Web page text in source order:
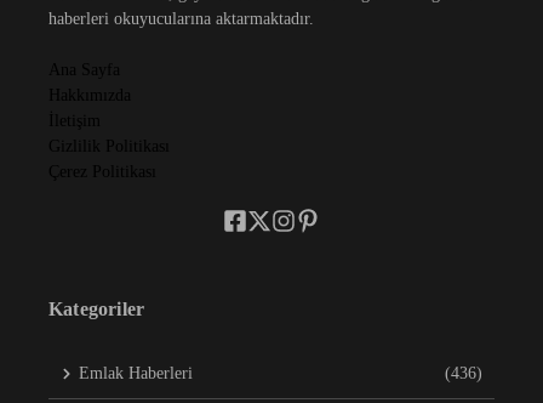
haberleri okuyucularına aktarmaktadır.
Ana Sayfa
Hakkımızda
İletişim
Gizlilik Politikası
Çerez Politikası
Kategoriler
Emlak Haberleri (436)